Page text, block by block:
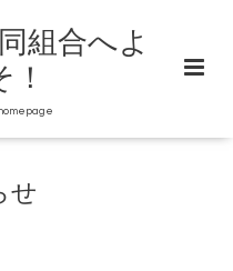
組合へよ
！
せ